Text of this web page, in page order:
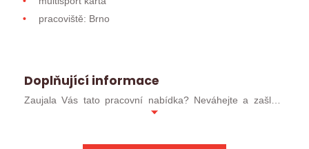
pracoviště: Brno
Doplňující informace
Zaujala Vás tato pracovní nabídka? Neváhejte a zašlete
svůj profesní životopis ve formátu MS WORD (ideálně
kontaktovat přímo svého konzultanta.